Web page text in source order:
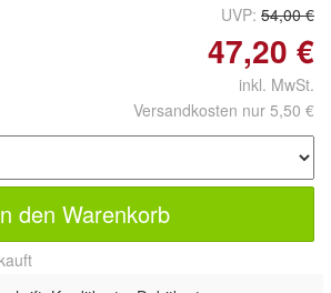
UVP: 54,00 €
47,20 €
inkl. MwSt.
Versandkosten nur 5,50 €
den Warenkorb